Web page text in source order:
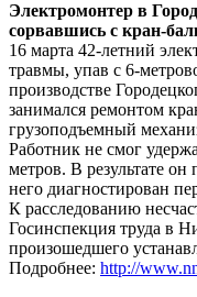
Электромонтер в
сорвавшись с кран-
16 марта 42-летний
травмы, упав с 6-
производстве
занимался ремонтом
грузоподъемный
Работник не смог
метров. В результате
него диагностирован
К расследованию
Госинспекция труда в
произошедшего
Подробнее: http://